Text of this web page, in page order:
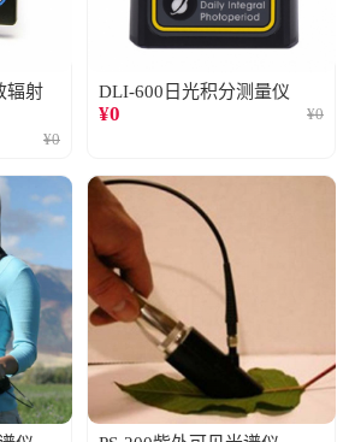
辐射
¥0
DLI-600日光积分测量仪
¥0 ¥0